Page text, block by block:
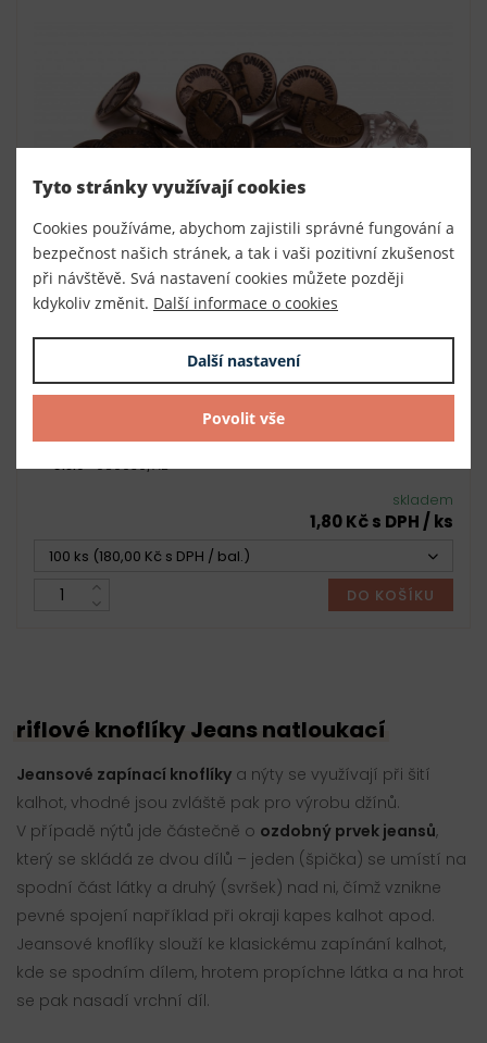
Číslo 080030/AB
skladem
1,80 Kč s DPH / ks
100 ks (180,00 Kč s DPH / bal.)
DO KOŠÍKU
riflové knoflíky Jeans natloukací
Jeansové zapínací knoflíky a nýty se využívají při šití
kalhot, vhodné jsou zvláště pak pro výrobu džínů.
V případě nýtů jde částečně o ozdobný prvek jeansů,
který se skládá ze dvou dílů – jeden (špička) se umístí na
spodní část látky a druhý (svršek) nad ni, čímž vznikne
pevné spojení například při okraji kapes kalhot apod.
Jeansové knoflíky slouží ke klasickému zapínání kalhot,
kde se spodním dílem, hrotem propíchne látka a na hrot
se pak nasadí vrchní díl.
Tyto stránky využívají cookies
Cookies používáme, abychom zajistili správné fungování a
bezpečnost našich stránek, a tak i vaši pozitivní zkušenost
při návštěvě. Svá nastavení cookies můžete později
kdykoliv změnit. Další informace o cookies
Další nastavení
Povolit vše